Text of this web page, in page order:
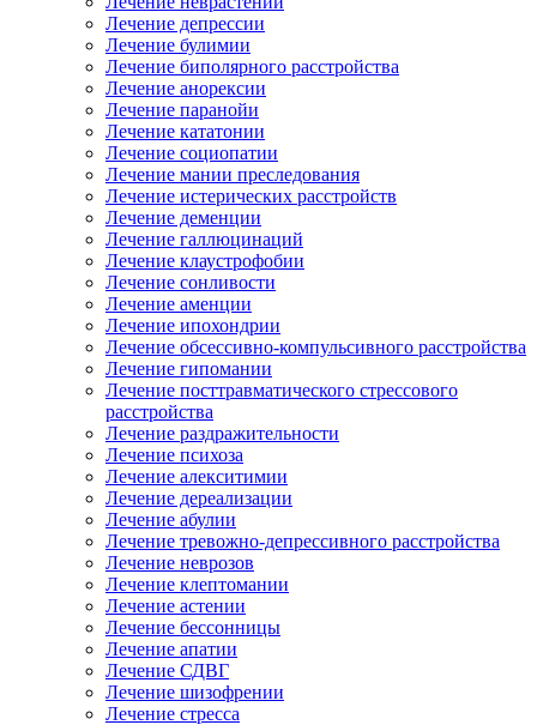
Лечение депрессии
Лечение булимии
Лечение биполярного расстройства
Лечение анорексии
Лечение паранойи
Лечение кататонии
Лечение социопатии
Лечение мании преследования
Лечение истерических расстройств
Лечение деменции
Лечение галлюцинаций
Лечение клаустрофобии
Лечение сонливости
Лечение аменции
Лечение ипохондрии
Лечение обсессивно-компульсивного расстройства
Лечение гипомании
Лечение посттравматического стрессового
расстройства
Лечение раздражительности
Лечение психоза
Лечение алекситимии
Лечение дереализации
Лечение абулии
Лечение тревожно-депрессивного расстройства
Лечение неврозов
Лечение клептомании
Лечение астении
Лечение бессонницы
Лечение апатии
Лечение СДВГ
Лечение шизофрении
Лечение стресса